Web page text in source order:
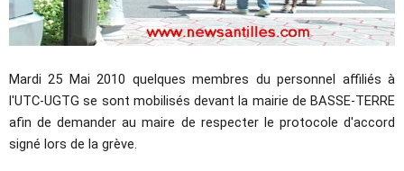
Mardi 25 Mai 2010 quelques membres du personnel affiliés à
l'UTC-UGTG se sont mobilisés devant la mairie de BASSE-TERRE
afin de demander au maire de respecter le protocole d'accord
signé lors de la grève.